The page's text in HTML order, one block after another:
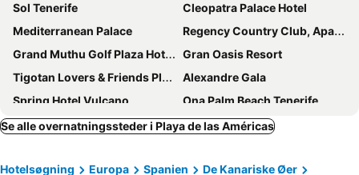
Sol Tenerife
Cleopatra Palace Hotel
Mediterranean Palace
Regency Country Club, Apartments Suites
Grand Muthu Golf Plaza Hotel & Spa
Gran Oasis Resort
Tigotan Lovers & Friends Playa de las Americas
Alexandre Gala
Spring Hotel Vulcano
Ona Palm Beach Tenerife
Paradise Park Fun Lifestyle Hotel
Hotel Best Tenerife
H10 Las Palmeras
Gara Suites Golf & Spa
Se alle overnatningssteder i Playa de las Américas
Hotelsøgning Europa Spanien
De Kanariske Øer